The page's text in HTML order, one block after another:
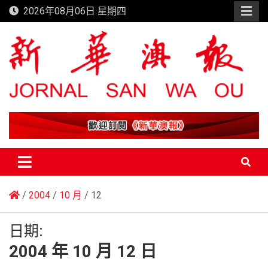
Skip
to
content
2026年08月06日 星期四
新華澳報
2004 10 月 12
日期:
2004 年 10 月 12 日